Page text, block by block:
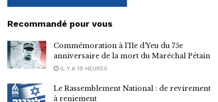
Recommandé pour vous
Commémoration à l’Ile d’Yeu du 75e
anniversaire de la mort du Maréchal Pétain
IL Y A 19 HEURES
Le Rassemblement National : de revirement
à reniement